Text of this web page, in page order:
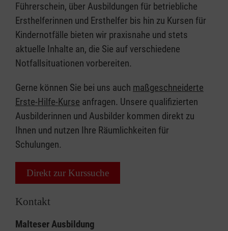
Führerschein, über Ausbildungen für betriebliche
Ersthelferinnen und Ersthelfer bis hin zu Kursen für
Kindernotfälle bieten wir praxisnahe und stets
aktuelle Inhalte an, die Sie auf verschiedene
Notfallsituationen vorbereiten.
Gerne können Sie bei uns auch maßgeschneiderte
Erste-Hilfe-Kurse anfragen. Unsere qualifizierten
Ausbilderinnen und Ausbilder kommen direkt zu
Ihnen und nutzen Ihre Räumlichkeiten für
Schulungen.
Direkt zur Kurssuche
Kontakt
Malteser Ausbildung